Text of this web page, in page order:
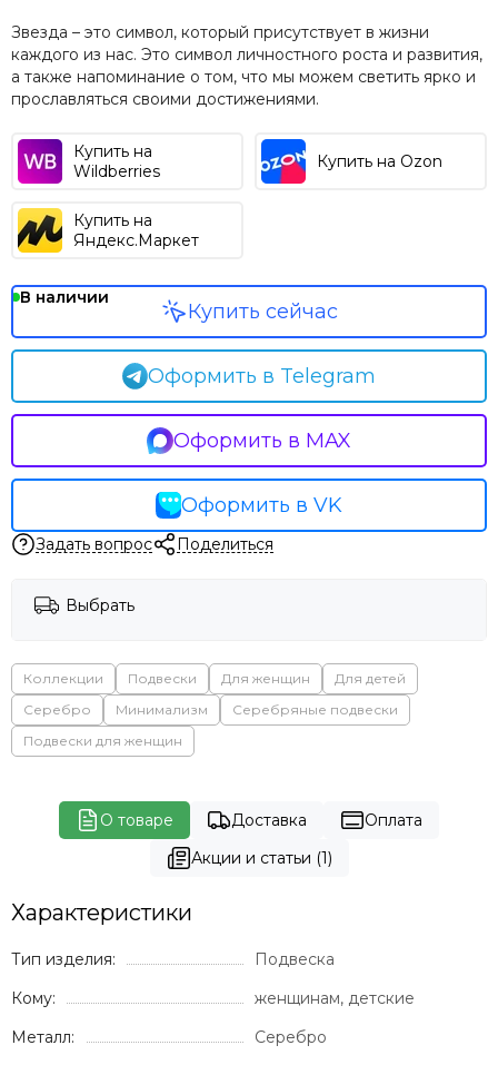
Звезда – это символ, который присутствует в жизни
каждого из нас. Это символ личностного роста и развития,
а также напоминание о том, что мы можем светить ярко и
прославляться своими достижениями.
Купить на
Wildberries
Купить на Ozon
Купить на
Яндекс.Маркет
В наличии
Оформить в Telegram
Оформить в MAX
Оформить в VK
Купить сейчас
Задать вопрос Поделиться
Выбрать
Коллекции Подвески Для женщин
Для детей
Серебро
Минимализм
Серебряные подвески
Подвески для женщин
О товаре Доставка
Оплата
Акции и статьи (1)
Характеристики
Тип изделия:
Подвеска
Кому:
женщинам, детские
Металл:
Серебро